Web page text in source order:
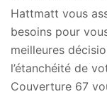
Hattmatt vous
besoins pour
meilleures
l’étanchéité de
Couverture 67